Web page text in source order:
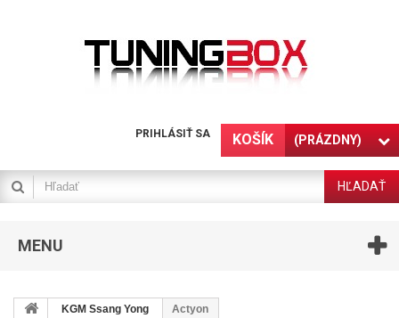
KOŠÍK (PRÁZDNY)
PRIHLÁSIŤ SA
HĽADAŤ
MENU
KGM Ssang Yong Actyon